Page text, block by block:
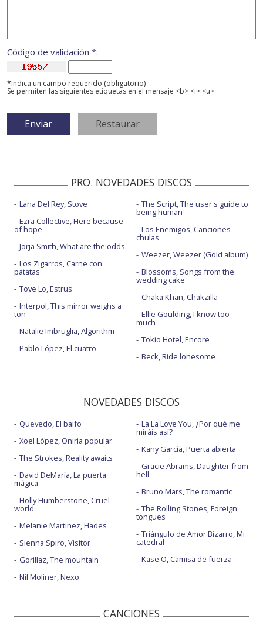
Código de validación *:
*Indica un campo requerido (obligatorio)
Se permiten las siguientes etiquetas en el mensaje <b> <i> <u>
PRO. NOVEDADES DISCOS
Lana Del Rey, Stove
Ezra Collective, Here because
of hope
Jorja Smith, What are the odds
Los Zigarros, Carne con
patatas
Tove Lo, Estrus
Interpol, This mirror weighs a
ton
Natalie Imbruglia, Algorithm
Pablo López, El cuatro
The Script, The user's guide to
being human
Los Enemigos, Canciones
chulas
Weezer, Weezer (Gold album)
Blossoms, Songs from the
wedding cake
Chaka Khan, Chakzilla
Ellie Goulding, I know too
much
Tokio Hotel, Encore
Beck, Ride lonesome
NOVEDADES DISCOS
Quevedo, El baifo
Xoel López, Oniria popular
The Strokes, Reality awaits
David DeMaría, La puerta
mágica
Holly Humberstone, Cruel
world
Melanie Martinez, Hades
Sienna Spiro, Visitor
Gorillaz, The mountain
Nil Moliner, Nexo
La La Love You, ¿Por qué me
miráis así?
Kany García, Puerta abierta
Gracie Abrams, Daughter from
hell
Bruno Mars, The romantic
The Rolling Stones, Foreign
tongues
Triángulo de Amor Bizarro, Mi
catedral
Kase.O, Camisa de fuerza
CANCIONES